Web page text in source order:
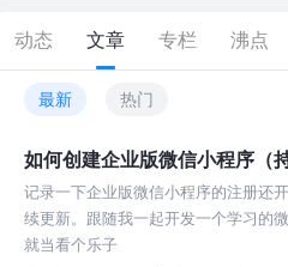
动态 文章 专栏 沸点
最新 热门
如何创建企业版微信小程序（
记录一下企业版微信小程序的注册还
续更新。跟随我一起开发一个学习的
就当看个乐子